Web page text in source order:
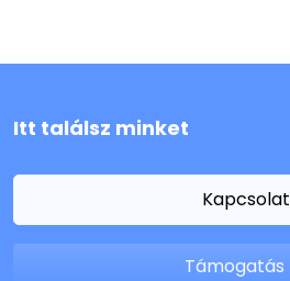
Itt találsz minket
Kapcsolat
Támogatás